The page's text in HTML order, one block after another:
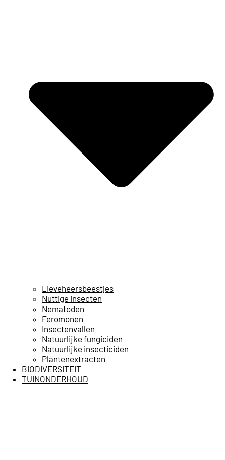
Lieveheersbeestjes
Nuttige insecten
Nematoden
Feromonen
Insectenvallen
Natuurlijke fungiciden
Natuurlijke insecticiden
Plantenextracten
BIODIVERSITEIT
TUINONDERHOUD